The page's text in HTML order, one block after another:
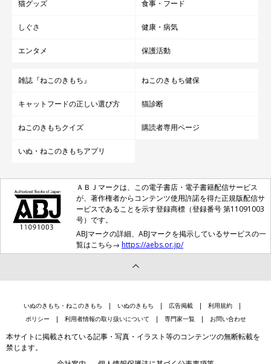
猫グッズ 食事・フード
しぐさ 健康・病気
エンタメ 保護活動
雑誌『ねこのきもち』 ねこのきもち健保
キャットフードの正しい選び方 猫診断
ねこのきもちクイズ 購読者専用ページ
いぬ・ねこのきもちアプリ
ＡＢＪマークは、この電子書店・電子書籍配信サービス
が、著作権者からコンテンツ使用許諾を得た正規版配信サ
ービスであることを示す登録商標（登録番号 第11091003
号）です。
ABJマークの詳細、ABJマークを掲示しているサービスの一
覧はこちら→ https://aebs.or.jp/
いぬのきもち・ねこのきもち いぬのきもち 広告掲載
利用規約
ポリシー
利用者情報の取り扱いについて 専門家一覧 お問い合わせ
本サイトに掲載されている記事・写真・イラスト等のコンテンツの無断転載を
禁じます。